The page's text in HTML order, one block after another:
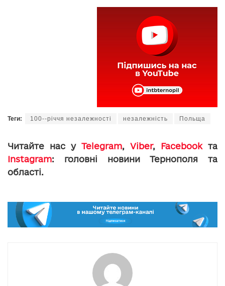
Теги: 100--річчя незалежності незалежність Польща
Читайте нас у Telegram, Viber, Facebookта
Instagram: головні новини Тернополя та
області.